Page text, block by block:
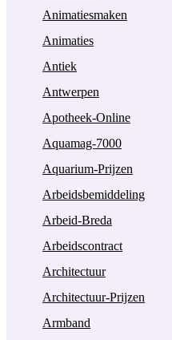
Animatiesmaken
Animaties
Antiek
Antwerpen
Apotheek-Online
Aquamag-7000
Aquarium-Prijzen
Arbeidsbemiddeling
Arbeid-Breda
Arbeidscontract
Architectuur
Architectuur-Prijzen
Armband